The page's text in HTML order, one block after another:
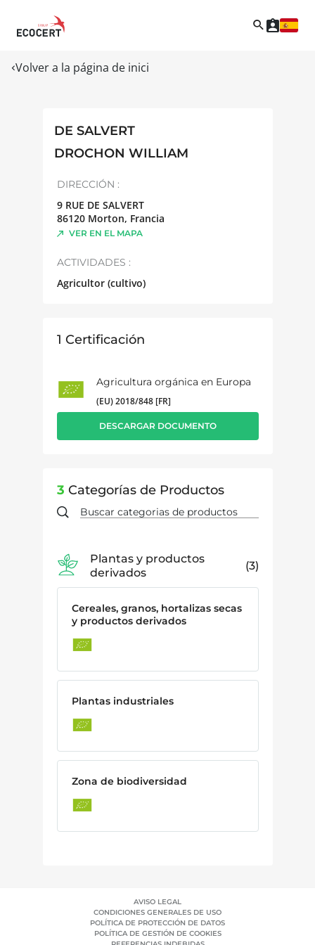
Volver a la página de inici
DE SALVERT
DROCHON WILLIAM
DIRECCIÓN :
9 RUE DE SALVERT
86120 Morton, Francia
VER EN EL MAPA
ACTIVIDADES :
Agricultor (cultivo)
1 Certificación
Agricultura orgánica en Europa
(EU) 2018/848 [FR]
DESCARGAR DOCUMENTO
3 Categorías de Productos
Plantas y productos
derivados
3
Cereales, granos, hortalizas secas
y productos derivados
Plantas industriales
Zona de biodiversidad
AVISO LEGAL
CONDICIONES GENERALES DE USO
POLÍTICA DE PROTECCIÓN DE DATOS
POLÍTICA DE GESTIÓN DE COOKIES